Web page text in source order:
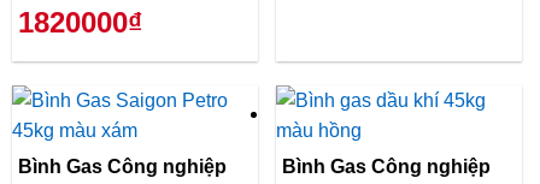
1820000₫
Bình Gas Công nghiệp
Bình Gas Công nghiệp